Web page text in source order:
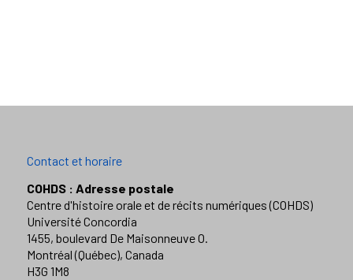
Contact et horaire
COHDS : Adresse postale
Centre d'histoire orale et de récits numériques (COHDS)
Université Concordia
1455, boulevard De Maisonneuve O.
Montréal (Québec), Canada
H3G 1M8